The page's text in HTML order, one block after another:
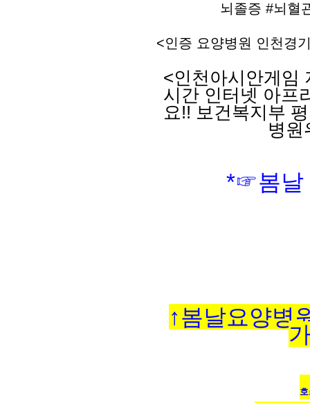
뇌졸증 #뇌혈
<인증 요양병원 인천경
<인천아시안게임
시간 인터넷 아프
요!! 보건복지부
병원
*☞봄날
↑봄날요양병